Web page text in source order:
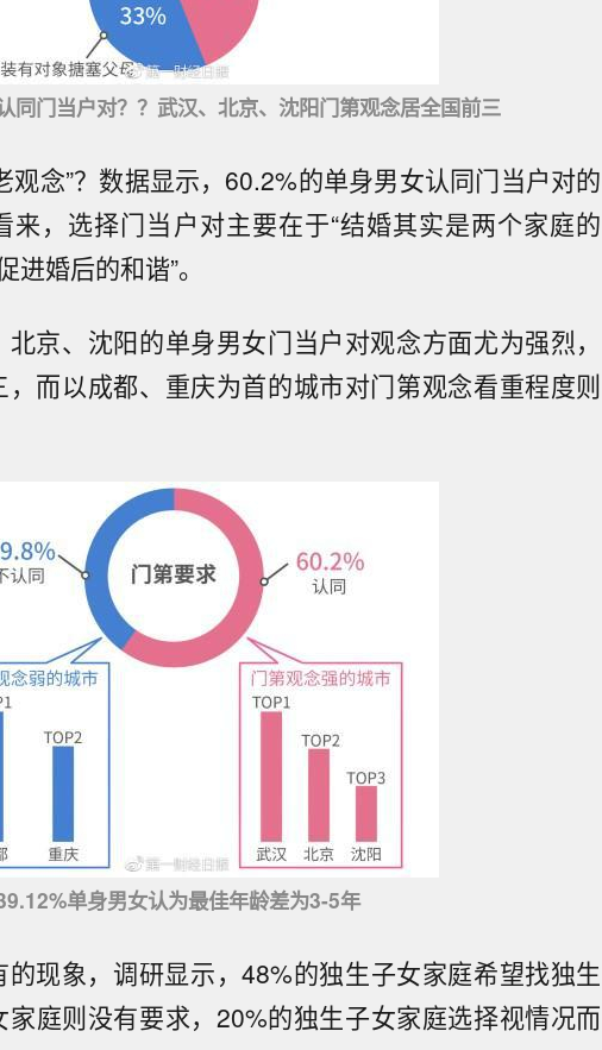
同门当户对？？武汉、北京、沈阳门第观念居全国前三
观念”？数据显示，60.2%的单身男女认同门当户对的
来，选择门当户对主要在于“结婚其实是两个家庭的
进婚后的和谐”。
京、沈阳的单身男女门当户对观念方面尤为强烈，
而以成都、重庆为首的城市对门第观念看重程度则
单身男女认为最佳年龄差为3-5年
现象，调研显示，48%的独生子女家庭希望找独生
庭则没有要求，20%的独生子女家庭选择视情况而